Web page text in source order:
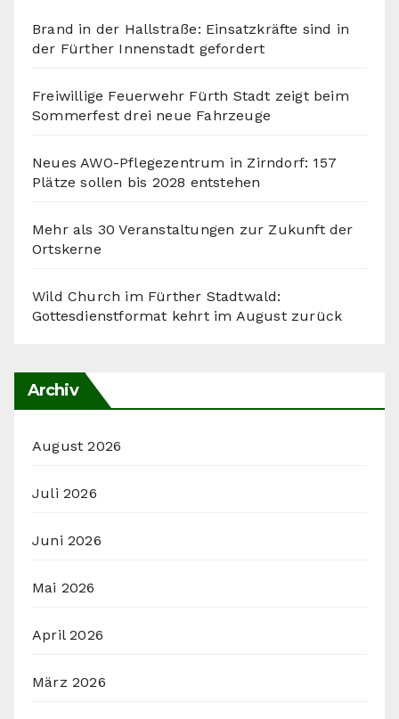
Brand in der Hallstraße: Einsatzkräfte sind in
der Fürther Innenstadt gefordert
Freiwillige Feuerwehr Fürth Stadt zeigt beim
Sommerfest drei neue Fahrzeuge
Neues AWO-Pflegezentrum in Zirndorf: 157
Plätze sollen bis 2028 entstehen
Mehr als 30 Veranstaltungen zur Zukunft der
Ortskerne
Wild Church im Fürther Stadtwald:
Gottesdienstformat kehrt im August zurück
Archiv
August 2026
Juli 2026
Juni 2026
Mai 2026
April 2026
März 2026